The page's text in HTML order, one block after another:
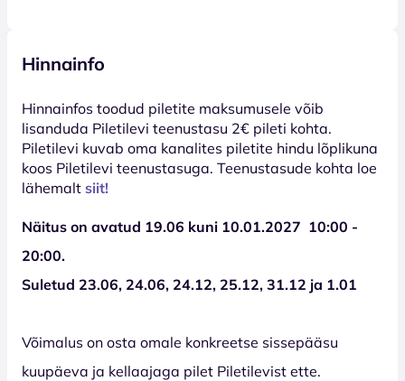
Hinnainfo
Hinnainfos toodud piletite maksumusele võib
lisanduda Piletilevi teenustasu 2€ pileti kohta.
Piletilevi kuvab oma kanalites piletite hindu lõplikuna
koos Piletilevi teenustasuga. Teenustasude kohta loe
lähemalt siit!
Näitus on avatud 19.06 kuni 10.01.2027 10:00 -
20:00.
Suletud 23.06, 24.06, 24.12, 25.12, 31.12 ja 1.01
Võimalus on osta omale konkreetse sissepääsu
kuupäeva ja kellaajaga pilet Piletilevist ette.